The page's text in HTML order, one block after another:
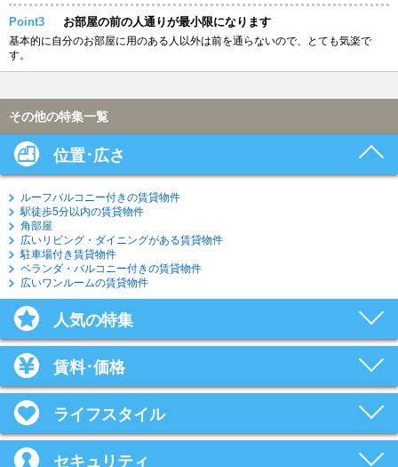
Point3 お部屋の前の人通りが最小限になります
基本的に自分のお部屋に用のある人以外は前を通らないので、とても気楽で
す。
その他の特集一覧
位置･広さ
ルーフバルコニー付きの賃貸物件
駅徒歩5分以内の賃貸物件
角部屋
広いリビング・ダイニングがある賃貸物件
駐車場付き賃貸物件
ベランダ・バルコニー付きの賃貸物件
広いワンルームの賃貸物件
人気の特集
賃料･価格
ライフスタイル
セキュリティ